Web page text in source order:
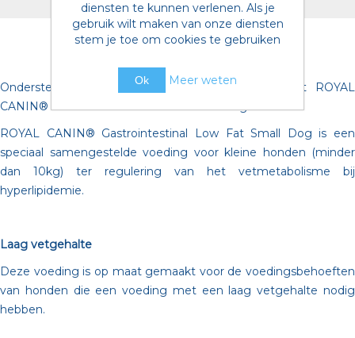
Ondersteun de spijsvertering van jouw hond met ROYAL
CANIN® Gastrointestinal Low Fat Small Dog.
ROYAL CANIN® Gastrointestinal Low Fat Small Dog is een
speciaal samengestelde voeding voor kleine honden (minder
dan 10kg) ter regulering van het vetmetabolisme bij
hyperlipidemie.
Laag vetgehalte
Deze voeding is op maat gemaakt voor de voedingsbehoeften
van honden die een voeding met een laag vetgehalte nodig
hebben.
diensten te kunnen verlenen. Als je
gebruik wilt maken van onze diensten
stem je toe om cookies te gebruiken
Ok Meer weten